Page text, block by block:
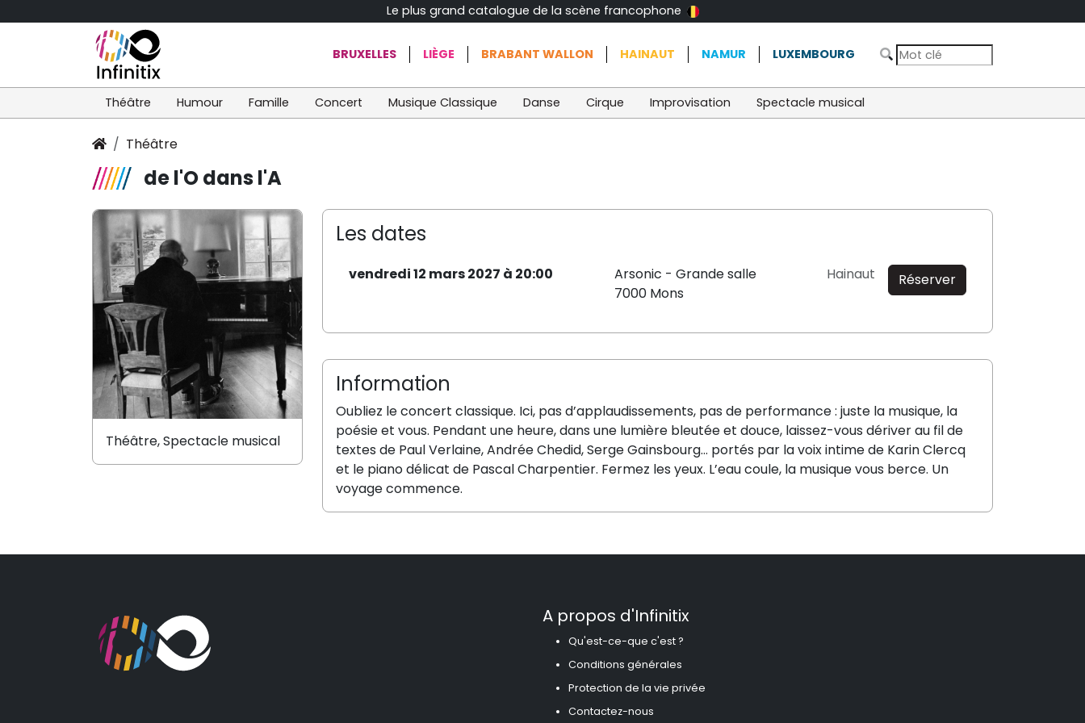
Le plus grand catalogue de la scène francophone
BRUXELLES LIÈGE BRABANT WALLON HAINAUT NAMUR LUXEMBOURG
Théâtre Humour Famille Concert Musique Classique Danse Cirque Improvisation Spectacle musical
Théâtre
de l'O dans l'A
Les dates
vendredi 12 mars 2027 à 20:00
Arsonic - Grande salle
7000 Mons
Hainaut Réserver
Information
Oubliez le concert classique. Ici, pas d’applaudissements, pas de performance : juste la musique, la
poésie et vous. Pendant une heure, dans une lumière bleutée et douce, laissez-vous dériver au fil de
textes de Paul Verlaine, Andrée Chedid, Serge Gainsbourg… portés par la voix intime de Karin Clercq
et le piano délicat de Pascal Charpentier. Fermez les yeux. L’eau coule, la musique vous berce. Un
voyage commence.
Théâtre, Spectacle musical
A propos d'Infinitix
Qu'est-ce-que c'est ?
Conditions générales
Protection de la vie privée
Contactez-nous